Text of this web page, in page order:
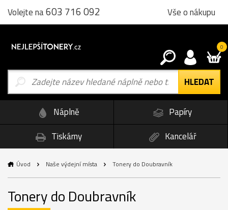
Volejte na603 716 092 Vše o nákupu
0
Náplně
Papíry
Tiskárny
Kancelář
Úvod Naše výdejní místa Tonery do Doubravník
Tonery do Doubravník